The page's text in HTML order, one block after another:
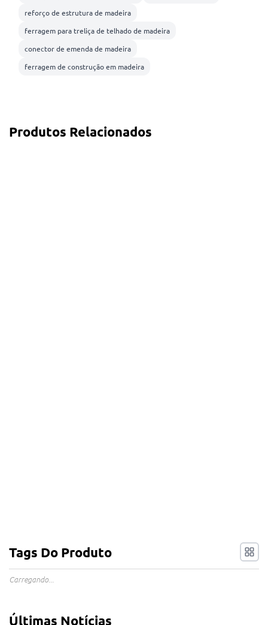
reforço de estrutura de madeira
ferragem para treliça de telhado de madeira
conector de emenda de madeira
ferragem de construção em madeira
Produtos Relacionados
Tags Do Produto
Carregando...
Últimas Notícias